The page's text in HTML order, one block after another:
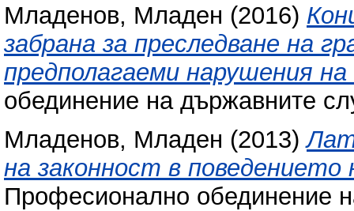
Младенов, Младен (2016)
забрана за преследване на
предполагаеми нарушения
обединение на държавните
Младенов, Младен (2013)
на законност в
Професионално обединение